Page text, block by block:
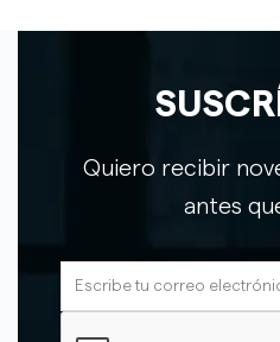
Quiero recibir
antes